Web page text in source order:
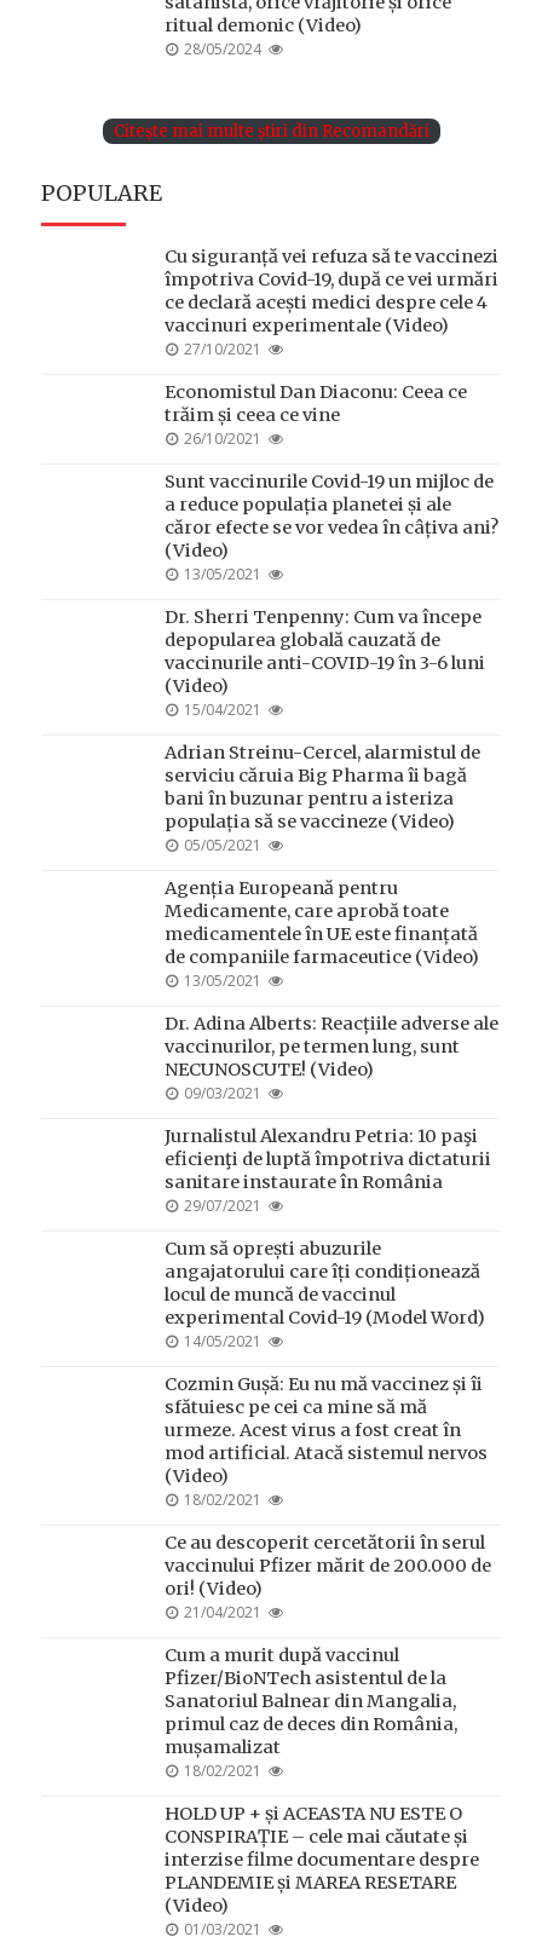
ritual demonic (Video)
POSTED
28/05/2024
Citește mai multe știri din Recomandări
POPULARE
Cu siguranță vei refuza să te vaccinezi
împotriva Covid-19, după ce vei urmări
ce declară acești medici despre cele 4
vaccinuri experimentale (Video)
POSTED
27/10/2021
Economistul Dan Diaconu: Ceea ce
trăim și ceea ce vine
POSTED
26/10/2021
Sunt vaccinurile Covid-19 un mijloc de
a reduce populația planetei și ale
căror efecte se vor vedea în câțiva ani?
(Video)
POSTED
13/05/2021
Dr. Sherri Tenpenny: Cum va începe
depopularea globală cauzată de
vaccinurile anti-COVID-19 în 3-6 luni
(Video)
POSTED
15/04/2021
Adrian Streinu-Cercel, alarmistul de
serviciu căruia Big Pharma îi bagă
bani în buzunar pentru a isteriza
populația să se vaccineze (Video)
POSTED
05/05/2021
Agenția Europeană pentru
Medicamente, care aprobă toate
medicamentele în UE este finanțată
de companiile farmaceutice (Video)
POSTED
13/05/2021
Dr. Adina Alberts: Reacțiile adverse ale
vaccinurilor, pe termen lung, sunt
NECUNOSCUTE! (Video)
POSTED
09/03/2021
Jurnalistul Alexandru Petria: 10 paşi
eficienţi de luptă împotriva dictaturii
sanitare instaurate în România
POSTED
29/07/2021
Cum să oprești abuzurile
angajatorului care îți condiționează
locul de muncă de vaccinul
experimental Covid-19 (Model Word)
POSTED
14/05/2021
Cozmin Gușă: Eu nu mă vaccinez și îi
sfătuiesc pe cei ca mine să mă
urmeze. Acest virus a fost creat în
mod artificial. Atacă sistemul nervos
(Video)
POSTED
18/02/2021
Ce au descoperit cercetătorii în serul
vaccinului Pfizer mărit de 200.000 de
ori! (Video)
POSTED
21/04/2021
Cum a murit după vaccinul
Pfizer/BioNTech asistentul de la
Sanatoriul Balnear din Mangalia,
primul caz de deces din România,
mușamalizat
POSTED
18/02/2021
HOLD UP + și ACEASTA NU ESTE O
CONSPIRAȚIE – cele mai căutate și
interzise filme documentare despre
PLANDEMIE și MAREA RESETARE
(Video)
POSTED
01/03/2021